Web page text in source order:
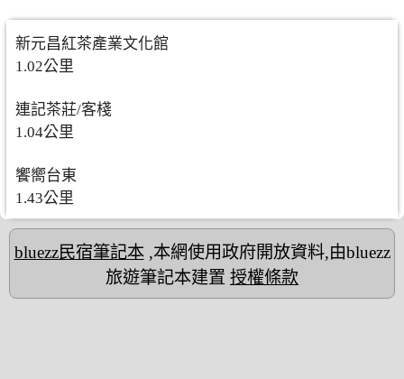
新元昌紅茶產業文化館
1.02公里
連記茶莊/客棧
1.04公里
饗嚮台東
1.43公里
bluezz民宿筆記本,本網使用政府開放資料,由bluezz
旅遊筆記本建置 授權條款